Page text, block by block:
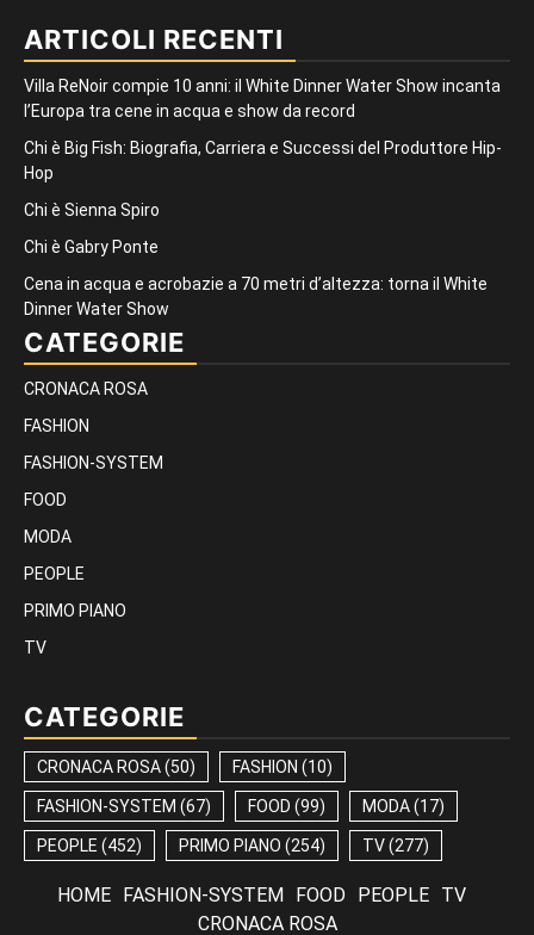
ARTICOLI RECENTI
Villa ReNoir compie 10 anni: il White Dinner Water Show incanta
l’Europa tra cene in acqua e show da record
Chi è Big Fish: Biografia, Carriera e Successi del Produttore Hip-
Hop
Chi è Sienna Spiro
Chi è Gabry Ponte
Cena in acqua e acrobazie a 70 metri d’altezza: torna il White
Dinner Water Show
CATEGORIE
CRONACA ROSA
FASHION
FASHION-SYSTEM
FOOD
MODA
PEOPLE
PRIMO PIANO
TV
CATEGORIE
CRONACA ROSA(50) FASHION (10)
FASHION-SYSTEM (67) FOOD (99) MODA(17)
PEOPLE (452) PRIMO PIANO (254) TV(277)
HOME FASHION-SYSTEM FOOD PEOPLE
TV
CRONACA ROSA